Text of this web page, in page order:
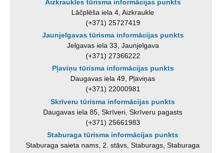
Aizkraukles tūrisma informācijas punkts
Lāčplēša iela 4, Aizkraukle
(+371) 25727419
Jaunjelgavas tūrisma informācijas punkts
Jelgavas iela 33, Jaunjelgava
(+371) 27366222
Pļaviņu tūrisma informācijas punkts
Daugavas iela 49, Pļaviņas
(+371) 22000981
Skrīveru tūrisma informācijas punkts
Daugavas iela 85, Skrīveri, Skrīveru pagasts
(+371) 25661983
Staburaga tūrisma informācijas punkts
Staburaga saieta nams, 2. stāvs, Staburags, Staburaga